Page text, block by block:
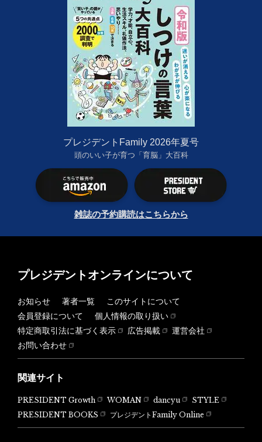
プレジデントFamily 2026年夏号
頭のいい子が育つ「育脳」大百科
雑誌の予約購読はこちらから
プレジデントオンラインについて
お知らせ 著者一覧
このサイトについて
会員登録について
個人情報の取り扱い
特定商取引法に基づく表示
広告掲載
運営会社
お問い合わせ
関連サイト
PRESIDENT Growth WOMAN dancyu
STYLE
PRESIDENT BOOKS
プレジデントFamily Online